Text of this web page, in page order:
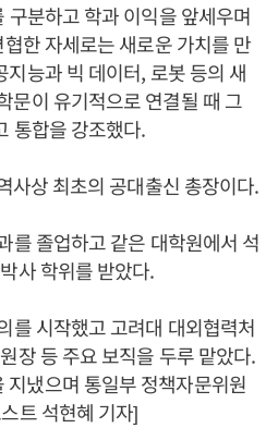
구분하고 학과 이익을 앞세우며
한 자세로는 새로운 가치를 만
능과 빅 데이터, 로봇 등의 새
문이 유기적으로 연결될 때 그
통합을 강조했다.
사상 최초의 공대출신 총장이다.
를 졸업하고 같은 대학원에서 석
사 학위를 받았다.
를 시작했고 고려대 대외협력처
장 등 주요 보직을 두루 맡았다.
냈으며 통일부 정책자문위원
트 석현혜 기자]